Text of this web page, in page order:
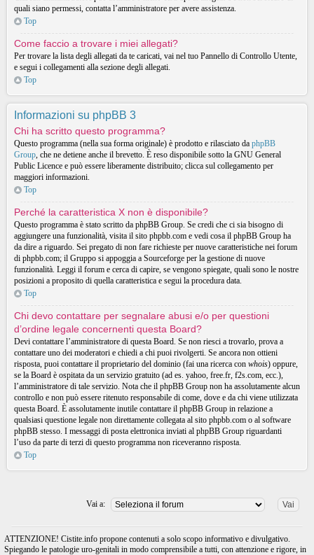
quali siano permessi, contatta l’amministratore per avere assistenza.
Top
Come faccio a trovare i miei allegati?
Per trovare la lista degli allegati da te caricati, vai nel tuo Pannello di Controllo Utente,
e segui i collegamenti alla sezione degli allegati.
Top
Informazioni su phpBB 3
Chi ha scritto questo programma?
Questo programma (nella sua forma originale) è prodotto e rilasciato da phpBB
Group, che ne detiene anche il brevetto. È reso disponibile sotto la GNU General
Public Licence e può essere liberamente distribuito; clicca sul collegamento per
maggiori informazioni.
Top
Perché la caratteristica X non è disponibile?
Questo programma è stato scritto da phpBB Group. Se credi che ci sia bisogno di
aggiungere una funzionalità, visita il sito phpbb.com e vedi cosa il phpBB Group ha
da dire a riguardo. Sei pregato di non fare richieste per nuove caratteristiche nei forum
di phpbb.com; il Gruppo si appoggia a Sourceforge per la gestione di nuove
funzionalità. Leggi il forum e cerca di capire, se vengono spiegate, quali sono le nostre
posizioni a proposito di quella caratteristica e segui la procedura data.
Top
Chi devo contattare per segnalare abusi e/o per questioni
d’ordine legale concernenti questa Board?
Devi contattare l’amministratore di questa Board. Se non riesci a trovarlo, prova a
contattare uno dei moderatori e chiedi a chi puoi rivolgerti. Se ancora non ottieni
risposta, puoi contattare il proprietario del dominio (fai una ricerca con whois) oppure,
se la Board è ospitata da un servizio gratuito (ad es. yahoo, free.fr, f2s.com, ecc.),
l’amministratore di tale servizio. Nota che il phpBB Group non ha assolutamente alcun
controllo e non può essere ritenuto responsabile di come, dove e da chi viene utilizzata
questa Board. È assolutamente inutile contattare il phpBB Group in relazione a
qualsiasi questione legale non direttamente collegata al sito phpbb.com o al software
phpBB stesso. I messaggi di posta elettronica inviati al phpBB Group riguardanti
l’uso da parte di terzi di questo programma non riceveranno risposta.
Top
Vai a:
ATTENZIONE! Cistite.info propone contenuti a solo scopo informativo e divulgativo.
Spiegando le patologie uro-genitali in modo comprensibile a tutti, con attenzione e rigore, in